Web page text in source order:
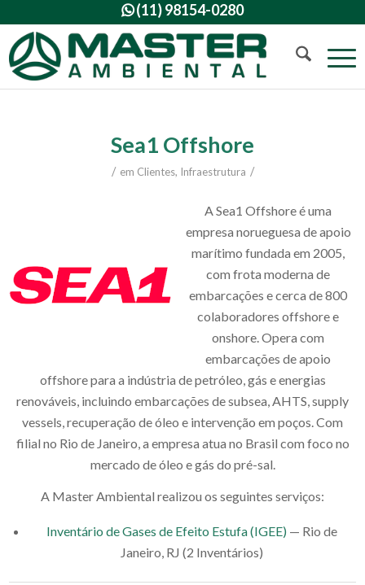
(11) 98154-0280
Sea1 Offshore
/ em Clientes, Infraestrutura /
A Sea1 Offshore é uma
empresa norueguesa de apoio
marítimo fundada em 2005,
com frota moderna de
embarcações e cerca de 800
colaboradores offshore e
onshore. Opera com
embarcações de apoio
offshore para a indústria de petróleo, gás e energias
renováveis, incluindo embarcações de subsea, AHTS, supply
vessels, recuperação de óleo e intervenção em poços. Com
filial no Rio de Janeiro, a empresa atua no Brasil com foco no
mercado de óleo e gás do pré-sal.
A Master Ambiental realizou os seguintes serviços:
Inventário de Gases de Efeito Estufa (IGEE) — Rio de
Janeiro, RJ (2 Inventários)